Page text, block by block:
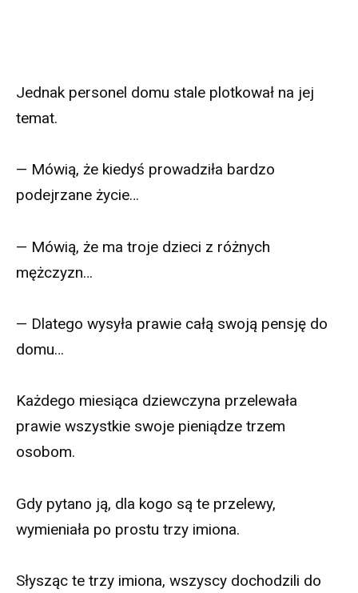
Jednak personel domu stale plotkował na jej
temat.
— Mówią, że kiedyś prowadziła bardzo
podejrzane życie…
— Mówią, że ma troje dzieci z różnych
mężczyzn…
— Dlatego wysyła prawie całą swoją pensję do
domu…
Każdego miesiąca dziewczyna przelewała
prawie wszystkie swoje pieniądze trzem
osobom.
Gdy pytano ją, dla kogo są te przelewy,
wymieniała po prostu trzy imiona.
Słysząc te trzy imiona, wszyscy dochodzili do